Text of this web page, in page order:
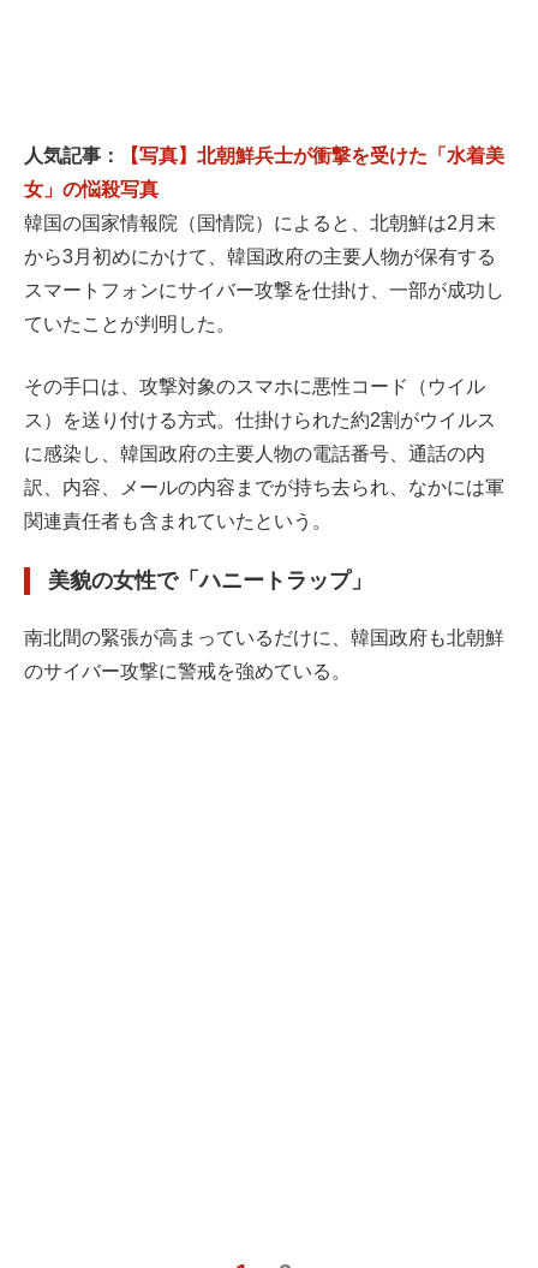
人気記事：
【写真】北朝鮮兵士が衝撃を受けた「水着美
女」の悩殺写真
韓国の国家情報院（国情院）によると、北朝鮮は2月末
から3月初めにかけて、韓国政府の主要人物が保有する
スマートフォンにサイバー攻撃を仕掛け、一部が成功し
ていたことが判明した。
その手口は、攻撃対象のスマホに悪性コード（ウイル
ス）を送り付ける方式。仕掛けられた約2割がウイルス
に感染し、韓国政府の主要人物の電話番号、通話の内
訳、内容、メールの内容までが持ち去られ、なかには軍
関連責任者も含まれていたという。
美貌の女性で「ハニートラップ」
南北間の緊張が高まっているだけに、韓国政府も北朝鮮
のサイバー攻撃に警戒を強めている。